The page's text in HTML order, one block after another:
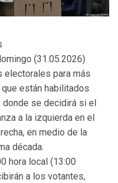
(31.05.2026)
electorales para más
están habilitados
donde se decidirá si el
a la izquierda en el
en medio de la
década.
hora local (13:00
a los votantes,